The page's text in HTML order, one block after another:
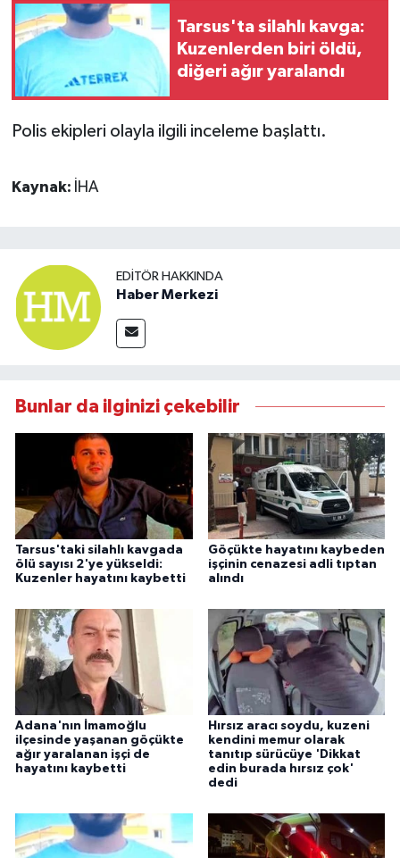
Tarsus'ta silahlı kavga:
Kuzenlerden biri öldü,
diğeri ağır yaralandı
Polis ekipleri olayla ilgili inceleme başlattı.
Kaynak: İHA
EDITÖR HAKKINDA
Haber Merkezi
Bunlar da ilginizi çekebilir
Tarsus'taki silahlı kavgada
ölü sayısı 2'ye yükseldi:
Kuzenler hayatını kaybetti
Göçükte hayatını kaybeden
işçinin cenazesi adli tıptan
alındı
Adana'nın İmamoğlu
ilçesinde yaşanan göçükte
ağır yaralanan işçi de
hayatını kaybetti
Hırsız aracı soydu, kuzeni
kendini memur olarak
tanıtıp sürücüye 'Dikkat
edin burada hırsız çok'
dedi